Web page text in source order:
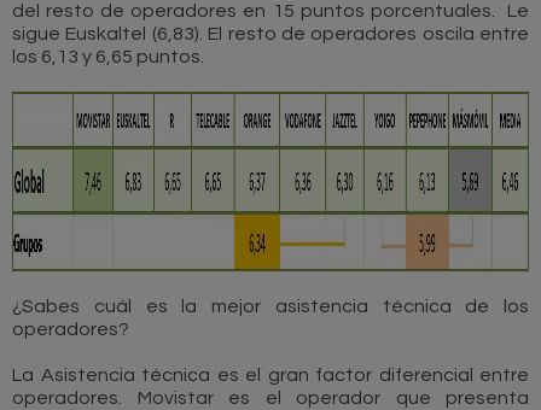
del resto de operadores en 15 puntos porcentuales. Le
sigue Euskaltel (6,83). El resto de operadores oscila entre
los 6,13 y 6,65 puntos.
¿Sabes cuál es la mejor asistencia técnica de los
operadores?
La Asistencia técnica es el gran factor diferencial entre
operadores. Movistar es el operador que presenta